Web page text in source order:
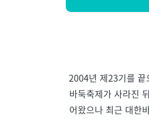
2004년 제23기를 끝
바둑축제가 사라진
어왔으나 최근 대한